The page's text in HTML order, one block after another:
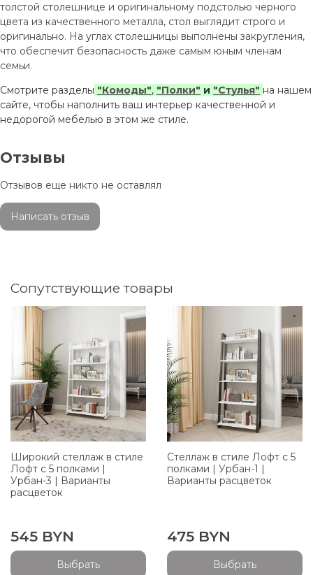
толстой столешнице и оригинальному подстолью черного
цвета из качественного металла, стол выглядит строго и
оригинально. На углах столешницы выполнены закругления,
что обеспечит безопасность даже самым юным членам
семьи.
Смотрите разделы "Комоды", "Полки" и "Стулья" на нашем
сайте, чтобы наполнить ваш интерьер качественной и
недорогой мебелью в этом же стиле.
Отзывы
Отзывов еще никто не оставлял
Написать отзыв
Сопутствующие товары
Широкий стеллаж в стиле
Лофт с 5 полками |
Урбан-3 | Варианты
расцветок
545 BYN
Выбрать
Стеллаж в стиле Лофт с 5
полками | Урбан-1 |
Варианты расцветок
475 BYN
Выбрать